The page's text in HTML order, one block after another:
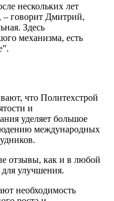
нескольких лет
– говорит Дмитрий,
Здесь
механизма, есть
что Политехстрой
и
уделяет большое
международных
отзывы, как и в любой
улучшения.
необходимость